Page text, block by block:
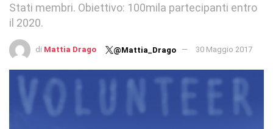
Stati membri. Obiettivo: 100mila partecipanti entro
il 2020.
di Mattia Drago @Mattia_Drago 30 Maggio 2017